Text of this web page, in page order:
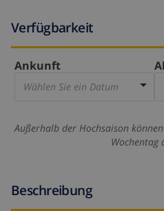
Verfügbarkeit
Ankunft
Wählen Sie ein Datum
Außerhalb der Hochsaison
Wochentag
Beschreibung